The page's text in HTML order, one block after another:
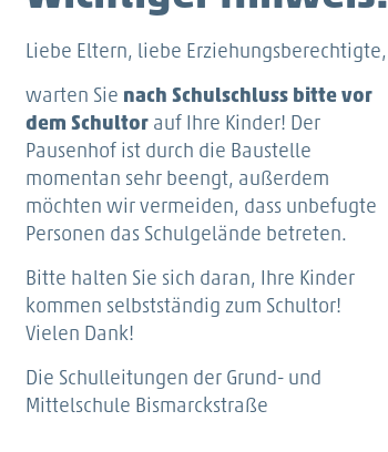
Liebe Eltern, liebe Erziehungsberechtigte,
warten Sie nach Schulschluss bitte vor
dem Schultorauf Ihre Kinder! Der
Pausenhof ist durch die Baustelle
momentan sehr beengt, außerdem
möchten wir vermeiden, dass unbefugte
Personen das Schulgelände betreten.
Bitte halten Sie sich daran, Ihre Kinder
kommen selbstständig zum Schultor!
Vielen Dank!
Die Schulleitungen der Grund- und
Mittelschule Bismarckstraße